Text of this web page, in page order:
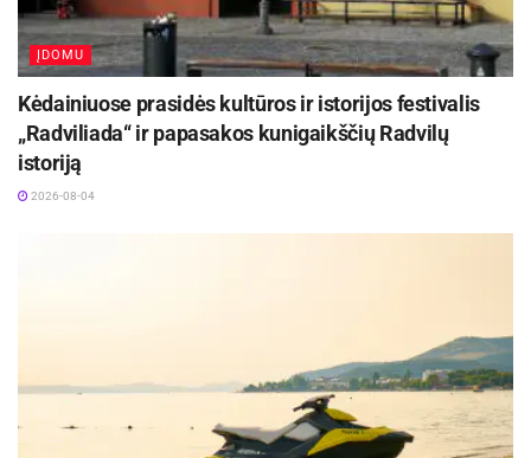
ĮDOMU
Kėdainiuose prasidės kultūros ir istorijos festivalis
„Radviliada“ ir papasakos kunigaikščių Radvilų
istoriją
2026-08-04